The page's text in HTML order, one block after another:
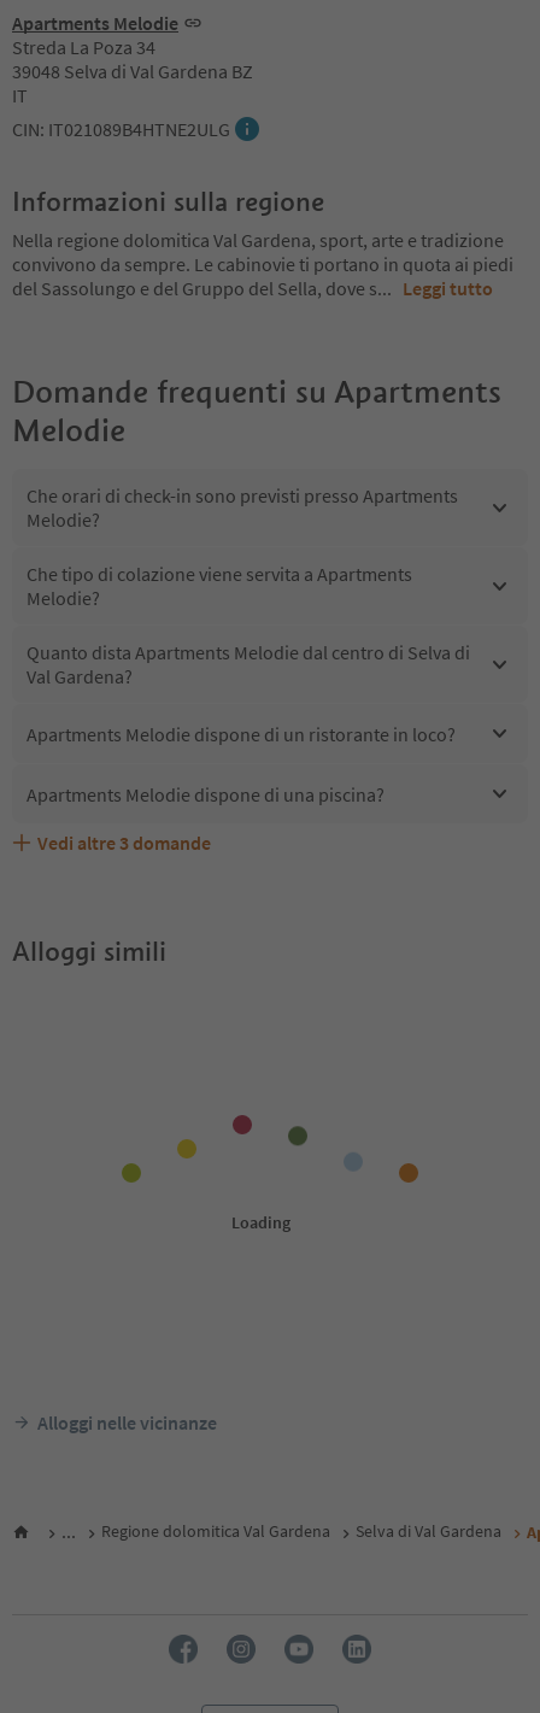
Apartments Melodie
Streda La Poza 34
39048 Selva di Val Gardena BZ
IT
CIN: IT021089B4HTNE2ULG
Informazioni sulla regione
Nella regione dolomitica Val Gardena, sport, arte e tradizione
convivono da sempre. Le cabinovie ti portano in quota ai piedi
del Sassolungo e del Gruppo del Sella, dove s... Leggi tutto
Domande frequenti su Apartments
Melodie
Che orari di check-in sono previsti presso Apartments
Melodie?
Che tipo di colazione viene servita a Apartments
Melodie?
Quanto dista Apartments Melodie dal centro di Selva di
Val Gardena?
Apartments Melodie dispone di un ristorante in loco?
Apartments Melodie dispone di una piscina?
Apartments Melodie accetta animali domestici?
Quali servizi/attività sono disponibili presso Apartments
Gli ospiti di Apartments Melodie ricevono l'Alto Adige
Vedi altre 3 domande
Alloggi simili
Alloggi nelle vicinanze
... Regione dolomitica Val Gardena Selva di Val Gardena